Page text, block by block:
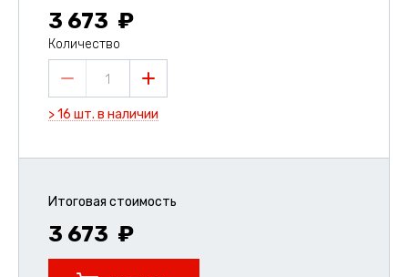
3 673
Количество
1
> 16 шт. в наличии
Итоговая стоимость
3 673